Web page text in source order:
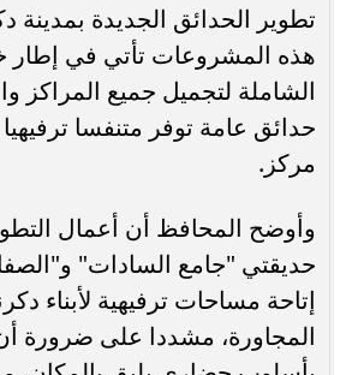
تطوير الحدائق الجديدة
هذه المشروعات تأتي في إطار
الشاملة لتجميل جميع المراكز
حدائق عامة توفر متنفسا
مركز.
وأوضح المحافظ أن أعمال
حديقتي "جامع السادات"
إتاحة مساحات ترفيهية لأبناء
المجاورة، مشددا على ضرورة أن